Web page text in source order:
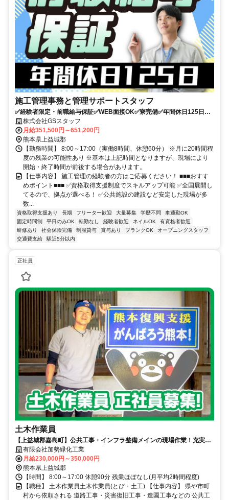
施工管理事務と管理サポートスタッフ
✅経験者限定・前職給与保証✅WEB面接OK✅寮完備✅年間休日125日✅
公共施設の建設など安定した現場多数あり！ ✅電話応募はこちら：048-
919-3420 受付時間：9:00-18:00（月～金）
株式会社GSスタッフ
月給351,500円～651,200円
熊本県上益城郡
【勤務時間】 8:00～17:00（実働8時間、休憩60分） ※月に20時間程
度の残業の可能性あり ※基本は上記時間となりますが、現場により
開始・終了時間が前後する場合があります。
【仕事内容】 施工管理の経験者の方はご応募ください！ ■■■おすす
めポイント■■■ ✅資格取得支援制度でスキルアップ可能 ✅全国展開し
てるので、拠点が選べる！ ✅公共施設の建設など安定した現場が多
数...
資格取得支援あり 長期 フリーター歓迎 大量募集 学歴不問
車通勤OK
固定時間制
平日のみOK 転勤なし 経験者歓迎 ネイルOK
有資格者歓迎
研修あり
社会保険完備 制服貸与 賞与あり ブランクOK
オープニングスタッフ
交通費支給
駅近5分以内
正社員
土木作業員
【上益城郡嘉島町】公共工事・インフラ整備メインの現場作業！充実待
遇の正社員募集!!
有限会社加勢緑化工業
月給230,000円～350,000円
熊本県上益城郡
【時間】 8:00～17:00 休憩90分 残業ほぼなし(月平均2時間程度)
【職種】 土木作業員土木作業員(とび・土工) 【仕事内容】 県や市町
村から依頼される 道路工事・災害復旧工事・造園工事などの 公共工